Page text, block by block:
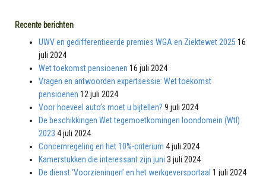
Recente berichten
UWV en gedifferentieerde premies WGA en Ziektewet 2025 16
juli 2024
Wet toekomst pensioenen 16 juli 2024
Vragen en antwoorden expertsessie: Wet toekomst
pensioenen 12 juli 2024
Voor hoeveel auto’s moet u bijtellen? 9 juli 2024
De beschikkingen Wet tegemoetkomingen loondomein (Wtl)
2023 4 juli 2024
Concernregeling en het 10%-criterium 4 juli 2024
Kamerstukken die interessant zijn juni 3 juli 2024
De dienst ‘Voorzieningen’ en het werkgeversportaal 1 juli 2024